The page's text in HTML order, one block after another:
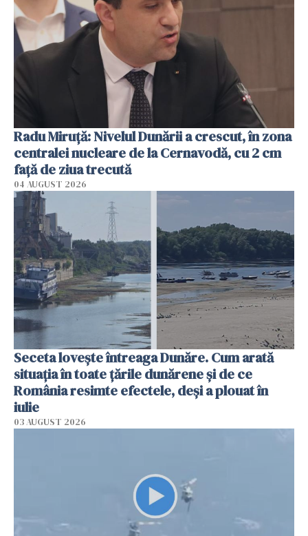
Radu Miruţă: Nivelul Dunării a crescut, în zona
centralei nucleare de la Cernavodă, cu 2 cm
faţă de ziua trecută
04 AUGUST 2026
Seceta lovește întreaga Dunăre. Cum arată
situația în toate țările dunărene și de ce
România resimte efectele, deși a plouat în
iulie
03 AUGUST 2026